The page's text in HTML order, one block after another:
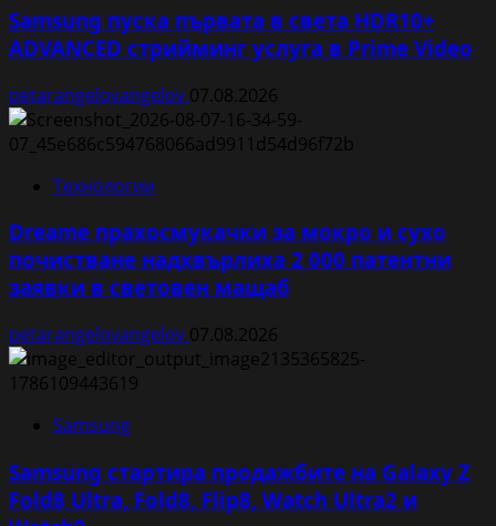
Samsung пуска първата в света HDR10+
ADVANCED стрийминг услуга в Prime Video
petarangelovangelov 07.08.2026
Технологии
Dreame прахосмукачки за мокро и сухо
почистване надхвърлиха 2 000 патентни
заявки в световен мащаб
petarangelovangelov 07.08.2026
Samsung
Samsung стартира продажбите на Galaxy Z
Fold8 Ultra, Fold8, Flip8, Watch Ultra2 и